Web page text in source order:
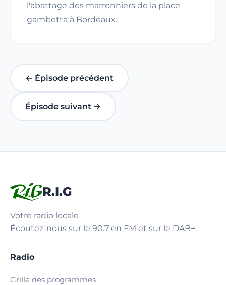
l'abattage des marronniers de la place
gambetta à Bordeaux.
← Épisode précédent
Épisode suivant →
R.I.G
Votre radio locale
Écoutez-nous sur le 90.7 en FM et sur le DAB+.
Radio
Grille des programmes